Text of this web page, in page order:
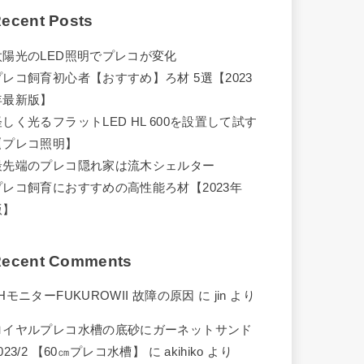
Posts
陽光のLED照明でプレコが変化
レコ飼育初心者【おすすめ】ろ材 5選【2023
新版】
しく光るフラットLED HL 600を設置して試す
プレコ照明】
先端のプレコ隠れ家は流木シェルター
レコ飼育におすすめの高性能ろ材【2023年
Comments
モニターFUKUROWII 故障の原因 に jin より
イヤルプレコ水槽の底砂にガーネットサンド
2 【60㎝プレコ水槽】
にakihiko より